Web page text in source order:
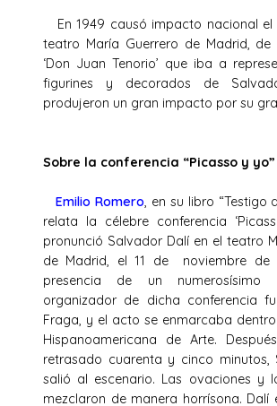
En 1949 causó impacto nacional el
teatro María Guerrero de Madrid,
‘Don Juan Tenorio’ que iba a
figurines y decorados de
produjeron un gran impacto por su
Sobre la conferencia “Picasso y yo”
Emilio Romero , en su libro “Testigo
relata la célebre conferencia
pronunció Salvador Dalí en el teatro
de Madrid, el 11 de noviembre de
presencia de un numerosísimo
organizador de dicha conferencia
Fraga, y el acto se enmarcaba
Hispanoamericana de Arte.
retrasado cuarenta y cinco minutos,
salió al escenario. Las ovaciones y
mezclaron de manera horrísona. Dalí